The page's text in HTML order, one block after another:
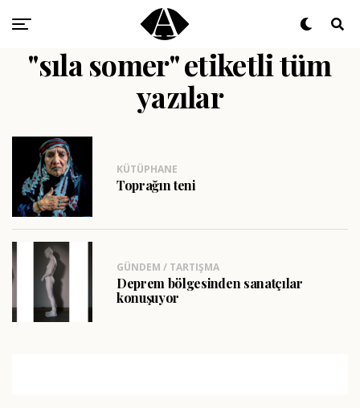
"sıla somer" etiketli tüm
yazılar
KÜTÜPHANE
Toprağın teni
GÜNDEM / TARTIŞMA
Deprem bölgesinden sanatçılar
konuşuyor